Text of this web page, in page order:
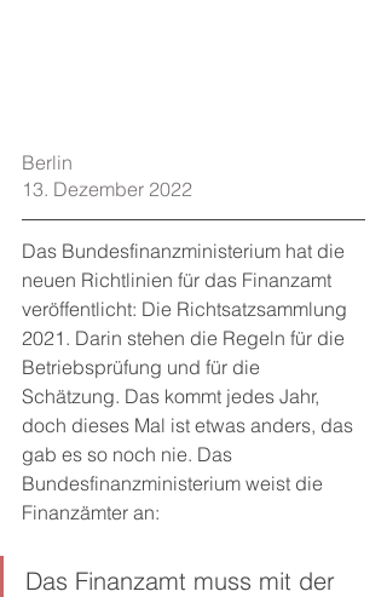
Berlin
13. Dezember 2022
Das Bundesfinanzministerium hat die
neuen Richtlinien für das Finanzamt
veröffentlicht: Die Richtsatzsammlung
2021. Darin stehen die Regeln für die
Betriebsprüfung und für die
Schätzung. Das kommt jedes Jahr,
doch dieses Mal ist etwas anders, das
gab es so noch nie. Das
Bundesfinanzministerium weist die
Finanzämter an:
Das Finanzamt muss mit der